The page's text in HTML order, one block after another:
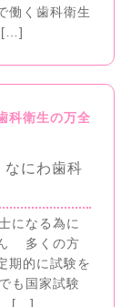
働く歯科衛生
[…]
科衛生の万全
にわ歯科
になる為に
ん 多くの方
期的に試験を
も国家試験
[…]